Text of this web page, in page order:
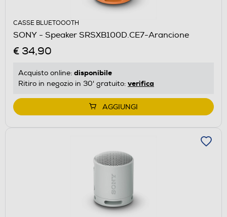
CASSE BLUETOOOTH
SONY - Speaker SRSXB100D.CE7-Arancione
€ 34,90
Acquisto online: disponibile
Ritiro in negozio in 30' gratuito: verifica
AGGIUNGI